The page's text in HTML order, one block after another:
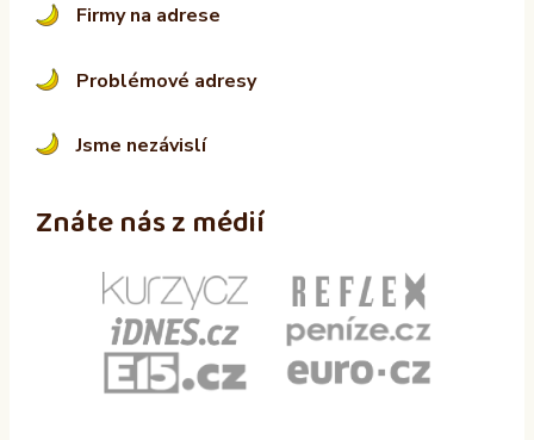
Firmy na adrese
Problémové adresy
Jsme nezávislí
Znáte nás z médií